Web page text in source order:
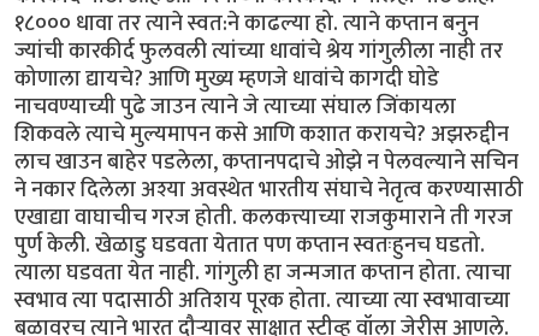
१८००० धावा तर त्याने स्वत:ने काढल्या हो. त्याने कप्तान बनुन
ज्यांची कारकीर्द फुलवली त्यांच्या धावांचे श्रेय गांगुलीला नाही तर
कोणाला द्यायचे? आणि मुख्य म्हणजे धावांचे कागदी घोडे
नाचवण्याच्यी पुढे जाउन त्याने जे त्याच्या संघाल जिंकायला
शिकवले त्याचे मुल्यमापन कसे आणि कशात करायचे? अझरुद्दीन
लाच खाउन बाहेर पडलेला, कप्तानपदाचे ओझे न पेलवल्याने सचिन
ने नकार दिलेला अश्या अवस्थेत भारतीय संघाचे नेतृत्व करण्यासाठी
एखाद्या वाघाचीच गरज होती. कलकत्त्याच्या राजकुमाराने ती गरज
पुर्ण केली. खेळाडु घडवता येतात पण कप्तान स्वतःहुनच घडतो.
त्याला घडवता येत नाही. गांगुली हा जन्मजात कप्तान होता. त्याचा
स्वभाव त्या पदासाठी अतिशय पूरक होता. त्याच्या त्या स्वभावाच्या
बळावरच त्याने भारत दौर्‍यावर साक्षात स्टीव्ह वॉला जेरीस आणले.